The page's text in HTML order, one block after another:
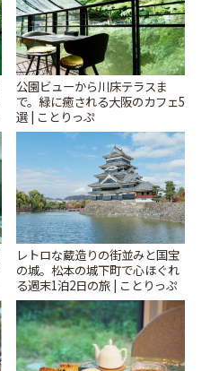
公園ビューから川床テラスま
で。緑に癒される大阪のカフェ5
選 | ことりっぷ
レトロな蔵造りの街並みと国宝
の城。松本の城下町で心ほぐれ
る週末1泊2日の旅 | ことりっぷ